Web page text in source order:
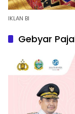
IKLAN BI
Gebyar